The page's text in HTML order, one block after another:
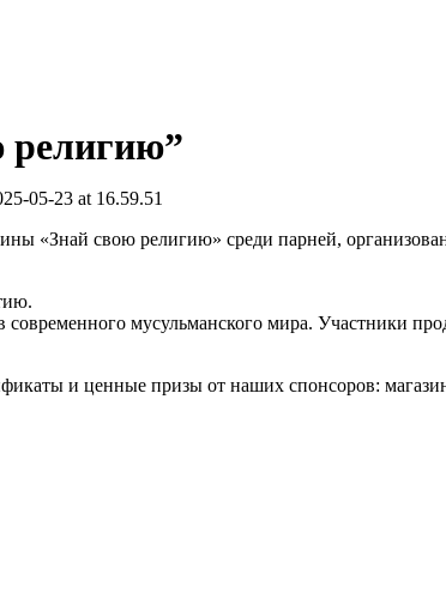
религию”
«Знай свою религию» среди парней,
мусульманского мира. Участники
и ценные призы от наших спонсоров: